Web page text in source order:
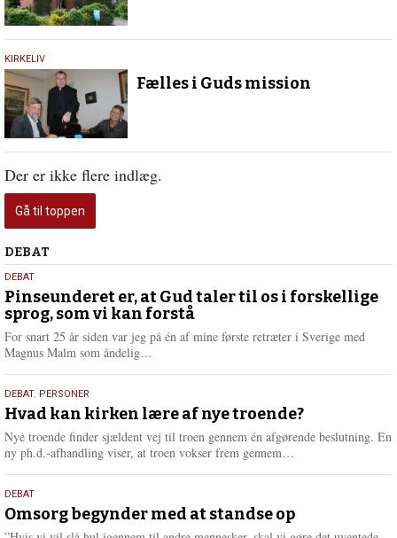
1.
februar
2017
KIRKELIV
Fælles i Guds mission
Der er ikke flere indlæg.
Gå til toppen
Debat
DEBAT
5.
august
2026
DEBAT
Pinseunderet er, at Gud taler til os i forskellige
sprog, som vi kan forstå
For snart 25 år siden var jeg på én af mine første retræter i Sverige med
Magnus Malm som åndelig…
e
r
e
25.
juli
2026
DEBAT, PERSONER
Hvad kan kirken lære af nye troende?
Nye troende finder sjældent vej til troen gennem én afgørende beslutning. En
ny ph.d.-afhandling viser, at troen vokser frem gennem…
e
r
9.
juli
2026
DEBAT
Omsorg begynder med at standse op